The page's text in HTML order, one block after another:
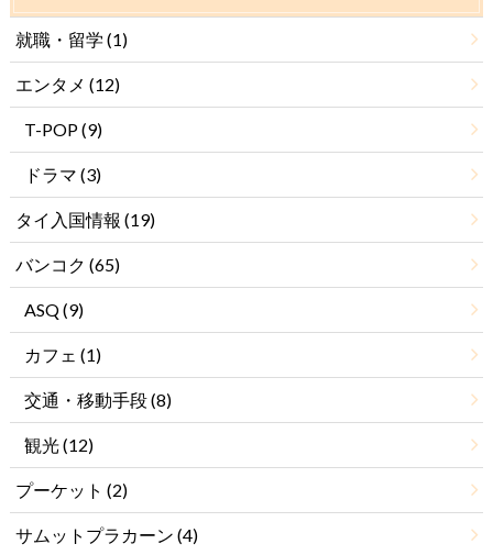
就職・留学 (1)
エンタメ (12)
T-POP(9)
ドラマ (3)
タイ入国情報 (19)
バンコク (65)
ASQ(9)
カフェ (1)
交通・移動手段(8)
観光(12)
プーケット (2)
サムットプラカーン (4)